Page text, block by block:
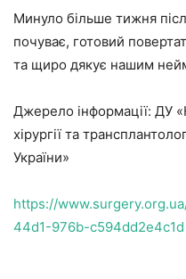
Минуло більше тижня
почуває, готовий
та щиро дякує нашим
Джерело інформації: ДУ
хірургії та
України»
https://
44d1-976b-c594dd2e4c1d